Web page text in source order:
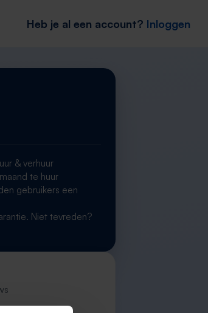
Heb je al een account? Inloggen
& verhuur
te huur
gebruikers een
Niet tevreden?